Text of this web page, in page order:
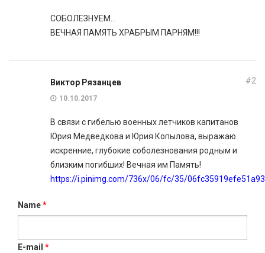
СОБОЛЕЗНУЕМ…
ВЕЧНАЯ ПАМЯТЬ ХРАБРЫМ ПАРНЯМ!!!
Виктор Рязанцев #2
10.10.2017
В связи с гибелью военных летчиков капитанов
Юрия Медведкова и Юрия Копылова, выражаю
искренние, глубокие соболезнования родным и
близким погибших! Вечная им Память!
https://i.pinimg.com/736x/06/fc/35/
Name*
E-mail *